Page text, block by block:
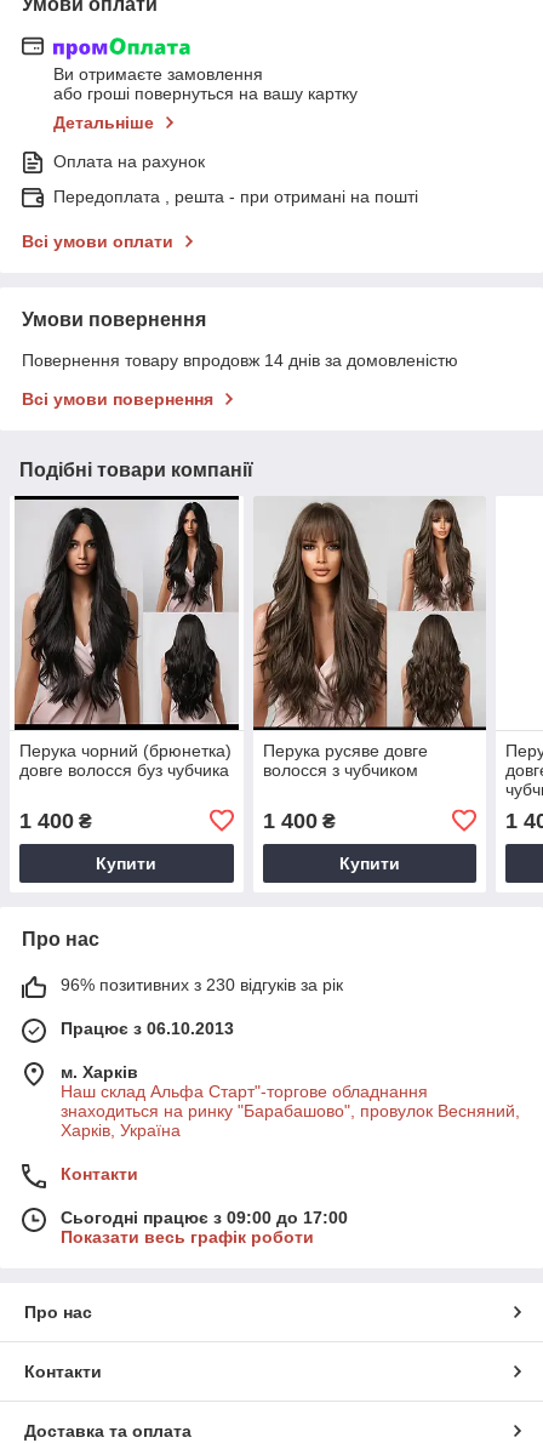
Ви отримаєте замовлення
або гроші повернуться на вашу картку
Детальніше
Оплата на рахунок
Передоплата , решта - при отримані на пошті
Всі умови оплати
Умови повернення
Повернення товару впродовж 14 днів за домовленістю
Всі умови повернення
Подібні товари компанії
Перука чорний (брюнетка)
довге волосся буз чубчика
1 400 ₴
Купити
Перука русяве довге
волосся з чубчиком
1 400₴
Купити
1
Про нас
96% позитивних з 230 відгуків за рік
Працює з 06.10.2013
м. Харків
Наш склад Альфа Старт"-торгове обладнання
знаходиться на ринку "Барабашово", провулок Весняний,
Харків, Україна
Контакти
Сьогодні працює з 09:00 до 17:00
Показати весь графік роботи
Про нас
Контакти
Доставка та оплата